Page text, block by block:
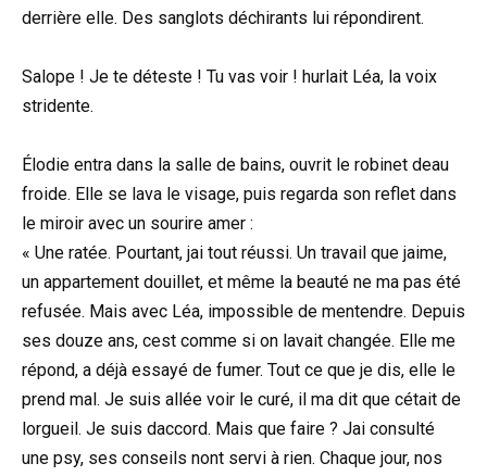
derrière elle. Des sanglots déchirants lui répondirent.
Salope ! Je te déteste ! Tu vas voir ! hurlait Léa, la voix
stridente.
Élodie entra dans la salle de bains, ouvrit le robinet deau
froide. Elle se lava le visage, puis regarda son reflet dans
le miroir avec un sourire amer :
« Une ratée. Pourtant, jai tout réussi. Un travail que jaime,
un appartement douillet, et même la beauté ne ma pas été
refusée. Mais avec Léa, impossible de mentendre. Depuis
ses douze ans, cest comme si on lavait changée. Elle me
répond, a déjà essayé de fumer. Tout ce que je dis, elle le
prend mal. Je suis allée voir le curé, il ma dit que cétait de
lorgueil. Je suis daccord. Mais que faire ? Jai consulté
une psy, ses conseils nont servi à rien. Chaque jour, nos